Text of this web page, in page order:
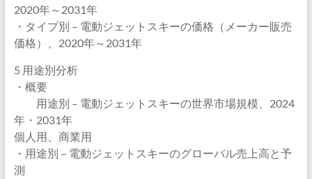
2020年～2031年
・タイプ別 – 電動ジェットスキーの価格（メーカー販売
価格）、2020年～2031年
5 用途別分析
・概要
用途別 – 電動ジェットスキーの世界市場規模、2024
年・2031年
個人用、商業用
・用途別 – 電動ジェットスキーのグローバル売上高と予
測